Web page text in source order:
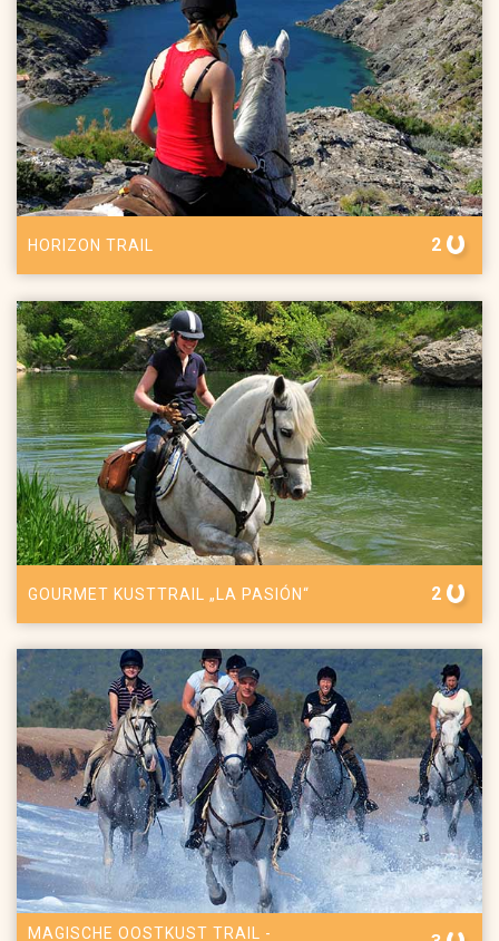
HORIZON TRAIL 2
GOURMET KUSTTRAIL „LA PASIÓN“ 2
MAGISCHE OOSTKUST TRAIL -